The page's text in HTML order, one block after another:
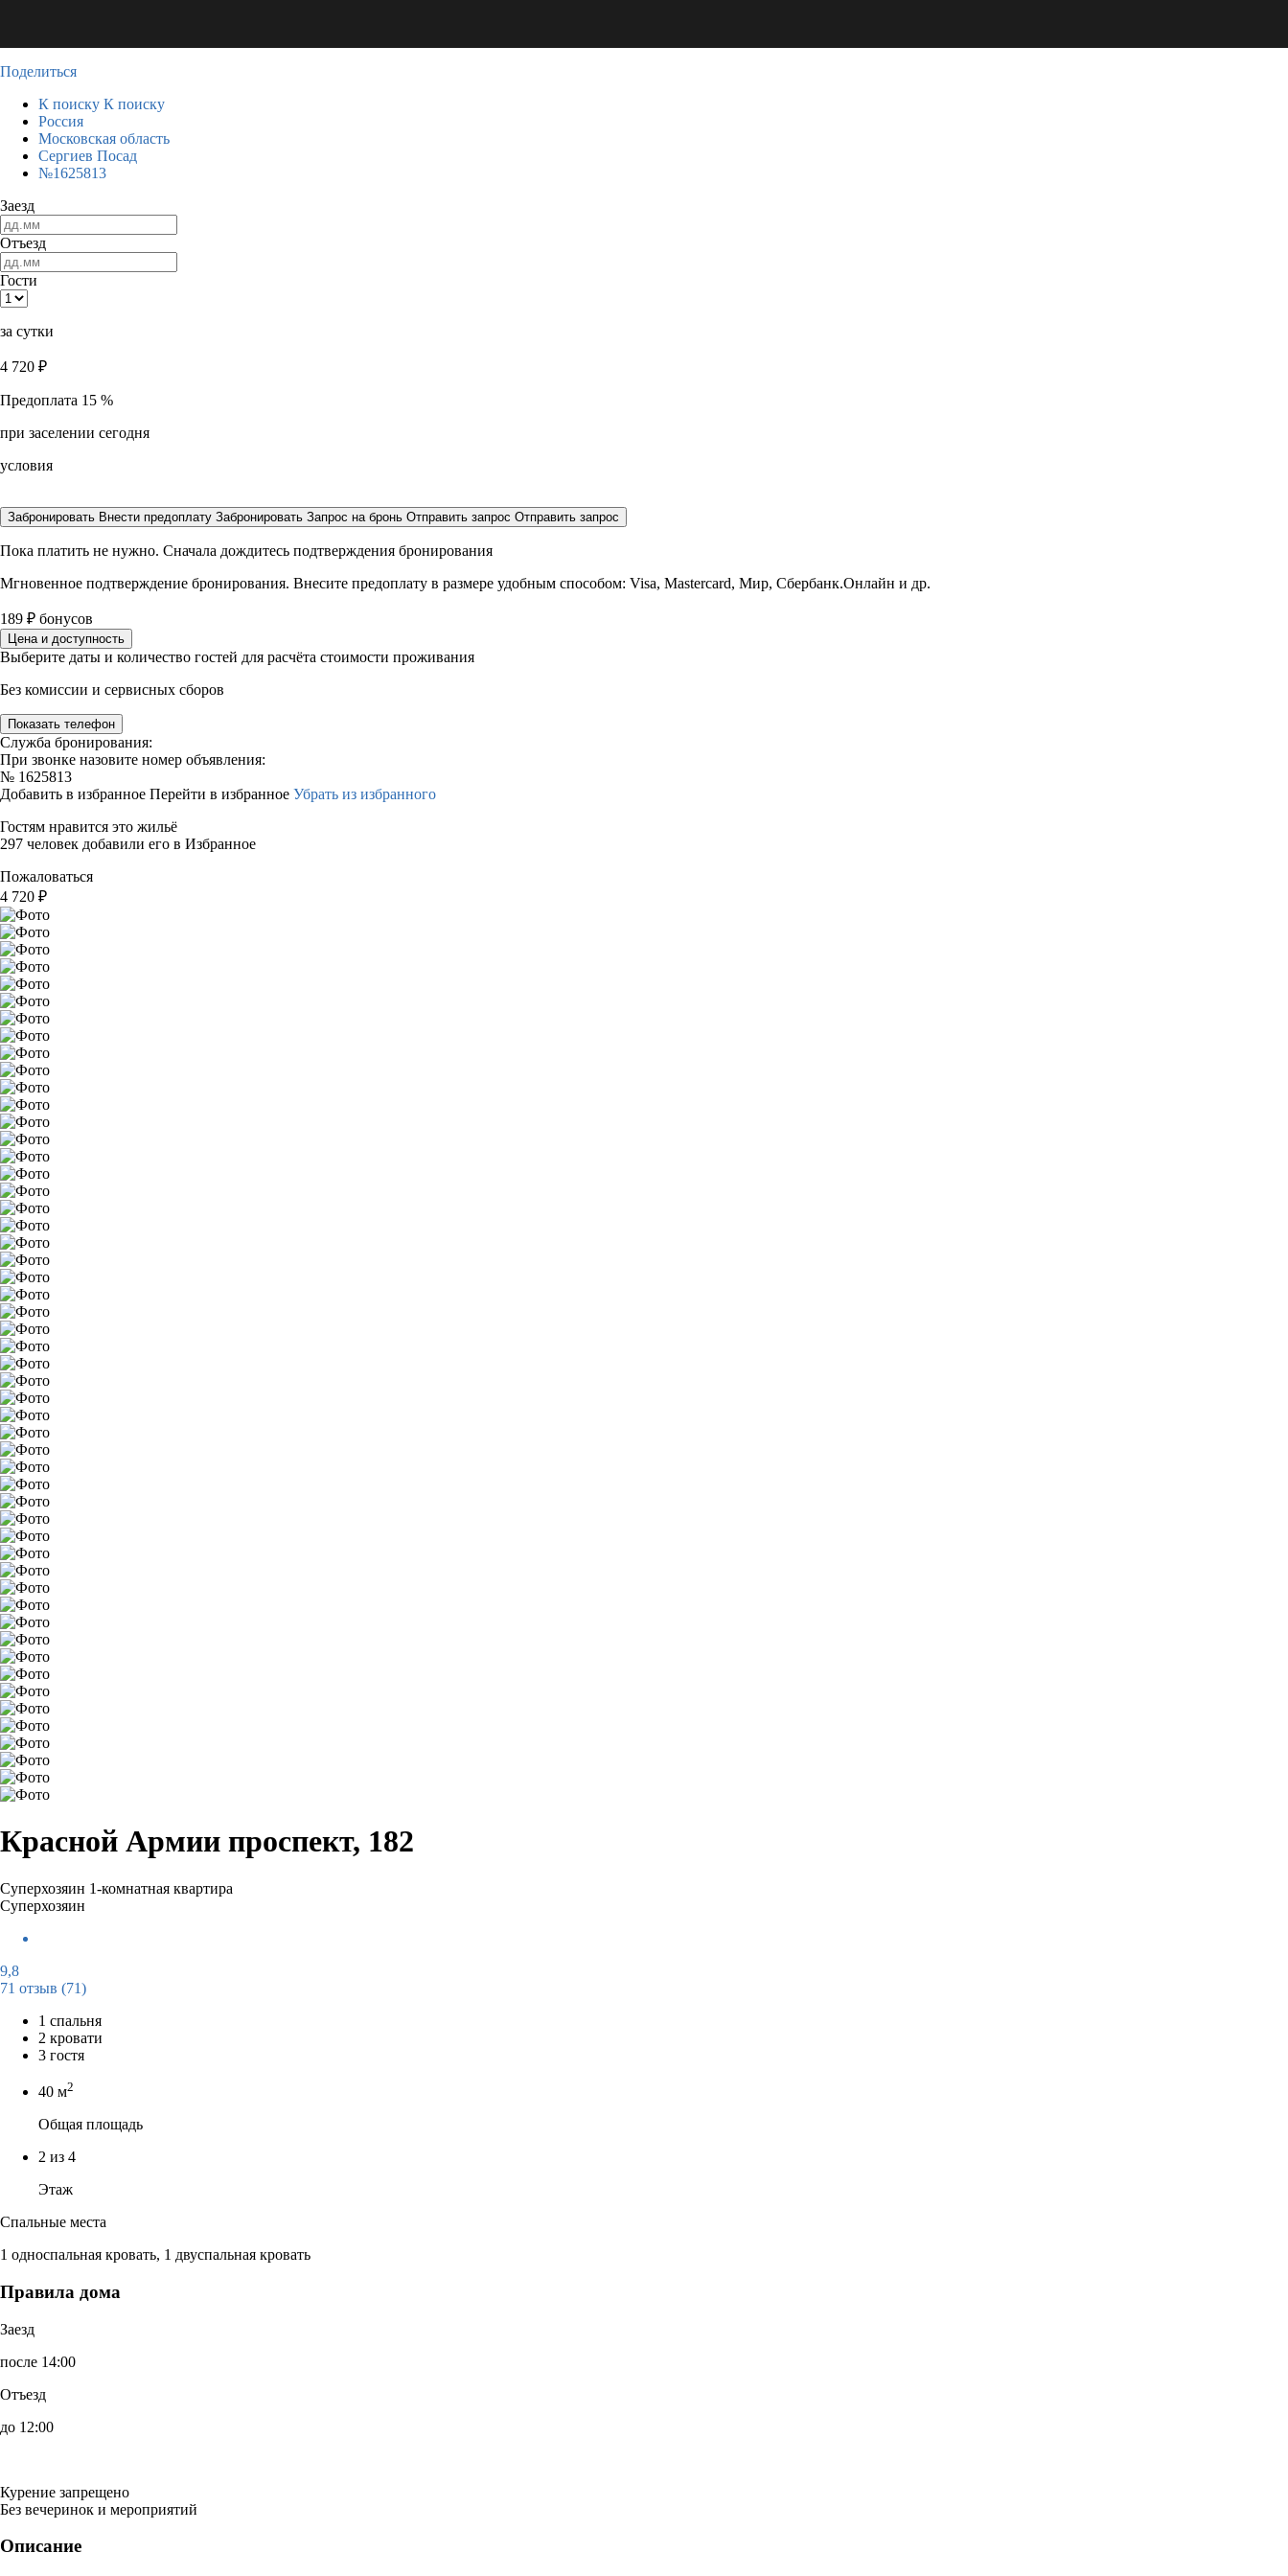
Поделиться
К поиску К поиску
Россия
Московская область
Сергиев Посад
№1625813
Заезд
Отъезд
Гости
за сутки
4 720 ₽
Предоплата 15 %
при заселении сегодня
условия
Забронировать Внести предоплату Забронировать Запрос на бронь Отправить запрос Отправить запрос
Пока платить не нужно. Сначала дождитесь подтверждения бронирования
Мгновенное подтверждение бронирования. Внесите предоплату в размере удобным способом: Visa, Mastercard, Мир, Сбербанк.Онлайн и др.
189 ₽ бонусов
Цена и доступность
Выберите даты и количество гостей для расчёта стоимости проживания
Без комиссии и сервисных сборов
Показать телефон
Служба бронирования:
При звонке назовите номер объявления:
№ 1625813
Добавить в избранное Перейти в избранное Убрать из избранного
Гостям нравится это жильё
297 человек добавили его в Избранное
Пожаловаться
4 720 ₽
Красной Армии проспект, 182
Суперхозяин 1-комнатная квартира
Суперхозяин
9,8
71 отзыв (71)
1 спальня
2 кровати
3 гостя
40 м2
Общая площадь
2 из 4
Этаж
Спальные места
1 односпальная кровать, 1 двуспальная кровать
Правила дома
Заезд
после 14:00
Отъезд
до 12:00
Курение запрещено
Без вечеринок и мероприятий
Описание